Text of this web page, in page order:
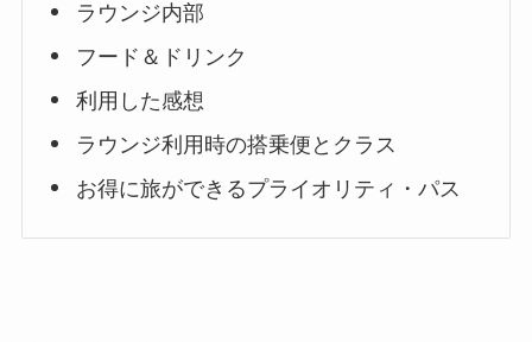
ラウンジ内部
フード＆ドリンク
利用した感想
ラウンジ利用時の搭乗便とクラス
お得に旅ができるプライオリティ・パス